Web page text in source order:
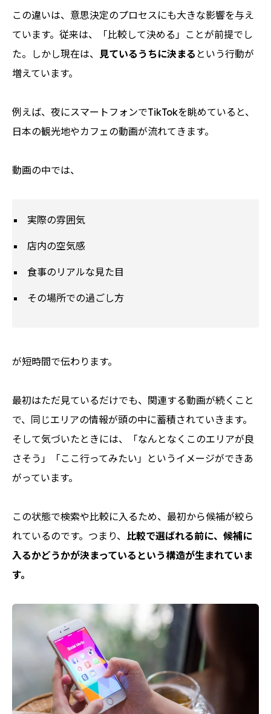
この違いは、意思決定のプロセスにも大きな影響を与え
ています。従来は、「比較して決める」ことが前提でし
た。しかし現在は、 見ているうちに決まる という行動が
増えています。
例えば、夜にスマートフォンでTikTokを眺めていると、
日本の観光地やカフェの動画が流れてきます。
動画の中では、
実際の雰囲気
店内の空気感
食事のリアルな見た目
その場所での過ごし方
が短時間で伝わります。
最初はただ見ているだけでも、関連する動画が続くこと
で、同じエリアの情報が頭の中に蓄積されていきます。
そして気づいたときには、「なんとなくこのエリアが良
さそう」「ここ行ってみたい」というイメージができあ
がっています。
この状態で検索や比較に入るため、最初から候補が絞ら
れているのです。つまり、 比較で選ばれる前に、候補に
入るかどうかが決まっているという構造が生まれていま
す。